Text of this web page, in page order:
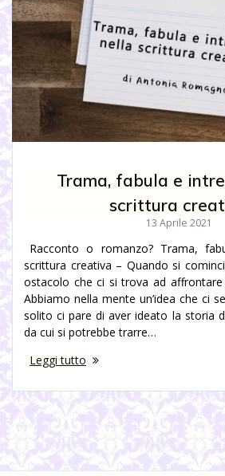
Trama, fabula e
scrittura
13 Aprile 2021
Racconto o romanzo? Trama,
scrittura creativa – Quando si
ostacolo che ci si trova ad
Abbiamo nella mente un’idea che ci
solito ci pare di aver ideato la storia
da cui si potrebbe trarre…
Leggi tutto